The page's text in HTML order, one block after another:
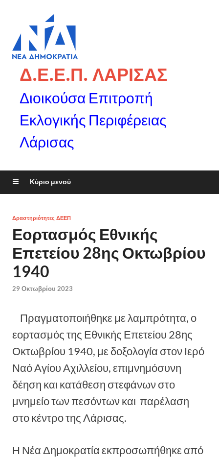
Δ.Ε.Ε.Π. ΛΑΡΙΣΑΣ
Διοικούσα Επιτροπή
Εκλογικής Περιφέρειας
Λάρισας
Κύριο μενού
Δραστηριότητες ΔΕΕΠ
Εορτασμός Εθνικής
Επετείου 28ης Οκτωβρίου
1940
29 Οκτωβρίου 2023
Πραγματοποιήθηκε με λαμπρότητα, ο
εορτασμός της Εθνικής Επετείου 28ης
Οκτωβρίου 1940, με δοξολογία στον Ιερό
Ναό Αγίου Αχιλλείου, επιμνημόσυνη
δέηση και κατάθεση στεφάνων στο
μνημείο των πεσόντων και παρέλαση
στο κέντρο της Λάρισας.
Η Νέα Δημοκρατία εκπροσωπήθηκε από